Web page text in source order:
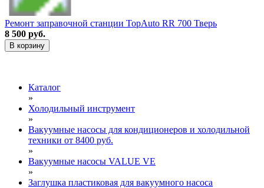
Ремонт заправочной станции TopAuto RR 700 Тверь
8 500 руб.
В корзину
Каталог
»
Холодильный инструмент
»
Вакуумные насосы для кондиционеров и холодильной
техники от 8400 руб.
»
Вакуумные насосы VALUE VE
»
Заглушка пластиковая для вакуумного насоса